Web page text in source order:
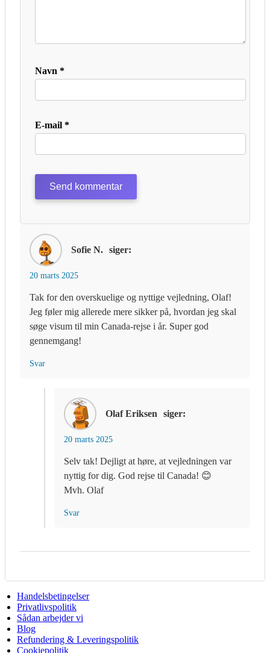
Sofie N. siger:
20 marts 2025
Tak for den overskuelige og nyttige vejledning, Olaf!
Jeg føler mig allerede mere sikker på, hvordan jeg skal
søge visum til min Canada-rejse i år. Super god
gennemgang!
Svar
Olaf Eriksen siger:
20 marts 2025
Selv tak! Dejligt at høre, at vejledningen var
nyttig for dig. God rejse til Canada! 😊
Mvh. Olaf
Svar
Navn *
E-mail *
Handelsbetingelser
Privatlivspolitik
Sådan arbejder vi
Blog
Refundering & Leveringspolitik
Cookiepolitik